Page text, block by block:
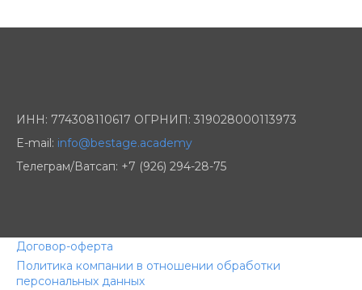
ИНН: 774308110617 ОГРНИП: 319028000113973
E-mail: info@bestage.academy
Телеграм/Ватсап: +7 (926) 294-28-75
Договор-оферта
Политика компании в отношении обработки
персональных данных